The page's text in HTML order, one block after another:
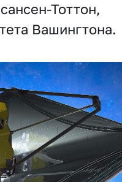
Тоттон,
Вашингтона.